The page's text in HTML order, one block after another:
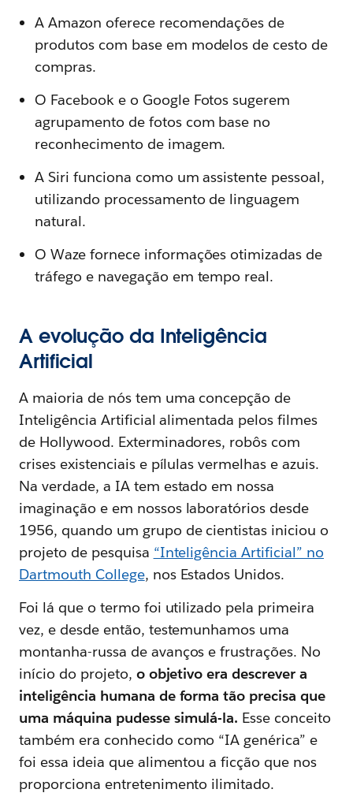
A Amazon oferece recomendações de
produtos com base em modelos de cesto de
compras.
O Facebook e o Google Fotos sugerem
agrupamento de fotos com base no
reconhecimento de imagem.
A Siri funciona como um assistente pessoal,
utilizando processamento de linguagem
natural.
O Waze fornece informações otimizadas de
tráfego e navegação em tempo real.
A evolução da Inteligência
Artificial
A maioria de nós tem uma concepção de
Inteligência Artificial alimentada pelos filmes
de Hollywood. Exterminadores, robôs com
crises existenciais e pílulas vermelhas e azuis.
Na verdade, a IA tem estado em nossa
imaginação e em nossos laboratórios desde
1956, quando um grupo de cientistas iniciou o
projeto de pesquisa “Inteligência Artificial” no
Dartmouth College, nos Estados Unidos.
Foi lá que o termo foi utilizado pela primeira
vez, e desde então, testemunhamos uma
montanha-russa de avanços e frustrações. No
início do projeto, o objetivo era descrever a
inteligência humana de forma tão precisa que
uma máquina pudesse simulá-la. Esse conceito
também era conhecido como “IA genérica” e
foi essa ideia que alimentou a ficção que nos
proporciona entretenimento ilimitado.